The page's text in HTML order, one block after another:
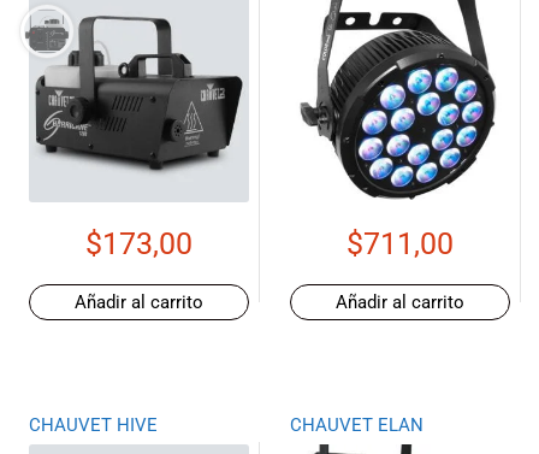
$173,00
Añadir al carrito
$711,00
Añadir al carrito
CHAUVET HIVE CHAUVET ELAN